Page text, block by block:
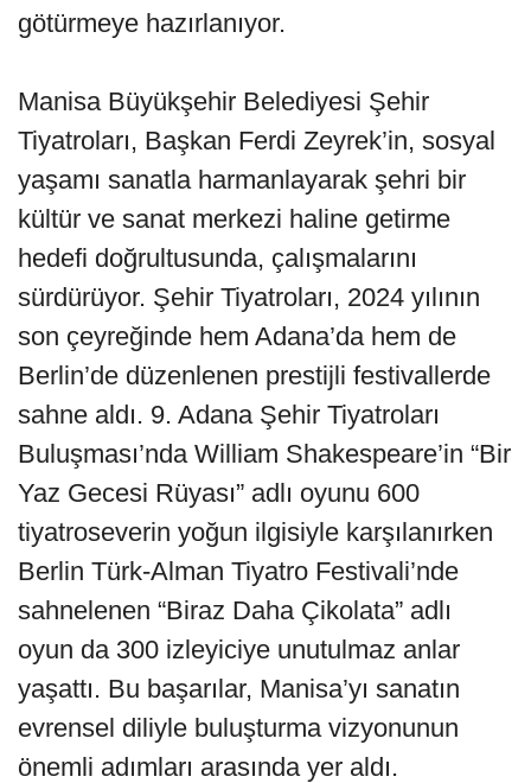
götürmeye hazırlanıyor.
Manisa Büyükşehir Belediyesi Şehir
Tiyatroları, Başkan Ferdi Zeyrek’in, sosyal
yaşamı sanatla harmanlayarak şehri bir
kültür ve sanat merkezi haline getirme
hedefi doğrultusunda, çalışmalarını
sürdürüyor. Şehir Tiyatroları, 2024 yılının
son çeyreğinde hem Adana’da hem de
Berlin’de düzenlenen prestijli festivallerde
sahne aldı. 9. Adana Şehir Tiyatroları
Buluşması’nda William Shakespeare’in “Bir
Yaz Gecesi Rüyası” adlı oyunu 600
tiyatroseverin yoğun ilgisiyle karşılanırken
Berlin Türk-Alman Tiyatro Festivali’nde
sahnelenen “Biraz Daha Çikolata” adlı
oyun da 300 izleyiciye unutulmaz anlar
yaşattı. Bu başarılar, Manisa’yı sanatın
evrensel diliyle buluşturma vizyonunun
önemli adımları arasında yer aldı.